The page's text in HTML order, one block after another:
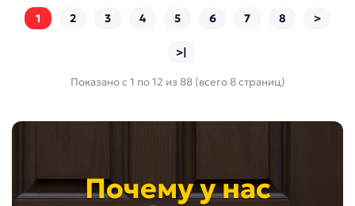
1 2 3 4 5 6 7 8 >
>|
Показано с 1 по 12 из 88 (всего 8 страниц)
Почему у нас